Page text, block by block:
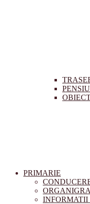
PRIMARIE
INFORMATII